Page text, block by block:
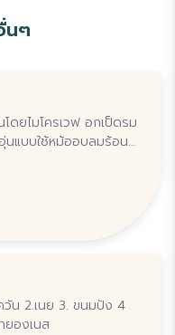
นๆ
ยไมโครเวฟ อกเป็ดรม
นแบบใช้หม้ออบลมร้อน
ยองเนส